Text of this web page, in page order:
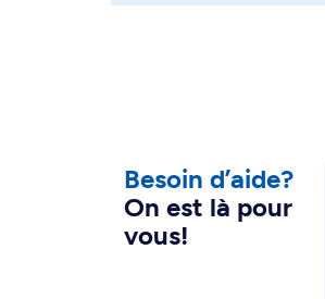
Besoin d’aide?
On est là pour
vous!